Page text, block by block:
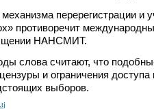
перерегистрации
противоречит
НАНСМИТ.
слова считают, что
и ограничения
выборов.